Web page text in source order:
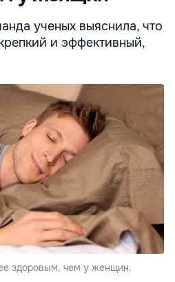
ученых выяснила, что
и эффективный,
здоровым, чем у женщин.